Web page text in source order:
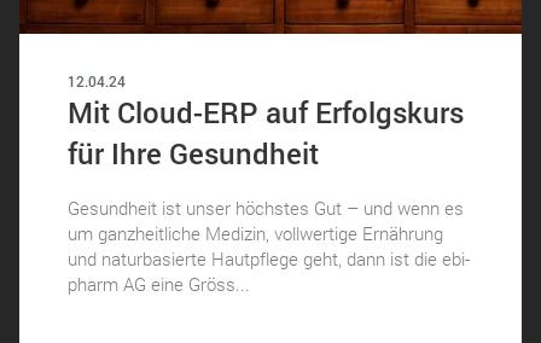
12.04.24
Mit Cloud-ERP auf Erfolgskurs
für Ihre Gesundheit
Gesundheit ist unser höchstes Gut – und wenn es
um ganzheitliche Medizin, vollwertige Ernährung
und naturbasierte Hautpflege geht, dann ist die ebi-
pharm AG eine Gröss...